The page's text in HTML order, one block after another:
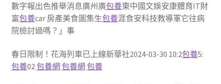
數字報出色推舉消息廣州廣包養東中國文娛安康體育IT財
富包養car 房產美食圖集生包養涯食安科技教導軍它往病
院檢討過嗎？」事
春日限制！花海列車已上線新華社2024-03-30 10:2包養5:
包養02 包養網 包養網 包養